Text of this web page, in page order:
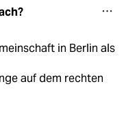
in Berlin als
auf dem rechten